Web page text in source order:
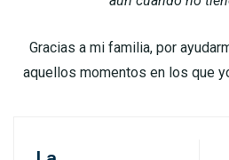
Gracias a mi familia, por
aquellos momentos en los que